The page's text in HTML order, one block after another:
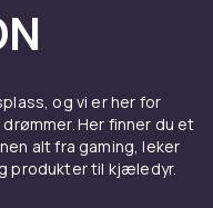
og vi er her for
Her finner du et
alt fra gaming, leker
produkter til kjæledyr.